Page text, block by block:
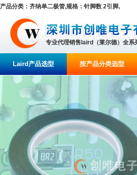
产品分类：齐纳单二极管,规格：针脚数 2引脚,
专业代理销售laird（莱尔德）全系
Laird产品选型 按产品分类选型